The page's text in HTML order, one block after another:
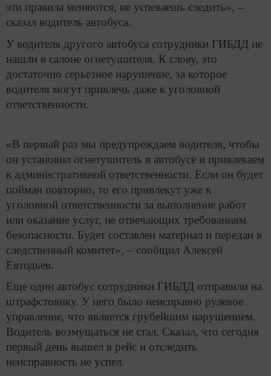
эти правила меняются, не успеваешь следить», –
сказал водитель автобуса.
У водителя другого автобуса сотрудники ГИБДД не
нашли в салоне огнетушителя. К слову, это
достаточно серьезное нарушение, за которое
водителя могут привлечь даже к уголовной
ответственности.
«В первый раз мы предупреждаем водителя, чтобы
он установил огнетушитель в автобусе и привлекаем
к административной ответственности. Если он будет
пойман повторно, то его привлекут уже к
уголовной ответственности за выполнение работ
или оказание услуг, не отвечающих требованиям
безопасности. Будет составлен материал и передан в
следственный комитет», – сообщил Алексей
Евтодьев.
Еще один автобус сотрудники ГИБДД отправили на
штрафстоянку. У него было неисправно рулевое
управление, что является грубейшим нарушением.
Водитель возмущаться не стал. Сказал, что сегодня
первый день вышел в рейс и отследить
неисправность не успел.